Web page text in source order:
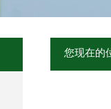
您现在的